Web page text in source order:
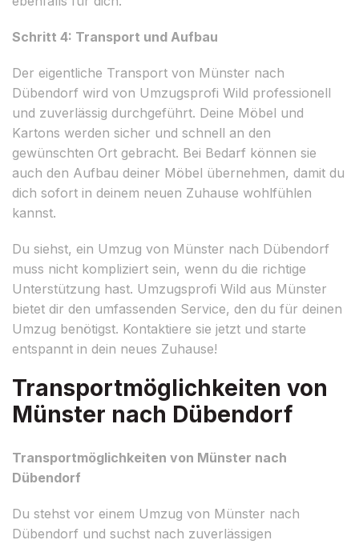
Schritt 4: Transport und Aufbau
Der eigentliche Transport von Münster nach
Dübendorf wird von Umzugsprofi Wild professionell
und zuverlässig durchgeführt. Deine Möbel und
Kartons werden sicher und schnell an den
gewünschten Ort gebracht. Bei Bedarf können sie
auch den Aufbau deiner Möbel übernehmen, damit du
dich sofort in deinem neuen Zuhause wohlfühlen
kannst.
Du siehst, ein Umzug von Münster nach Dübendorf
muss nicht kompliziert sein, wenn du die richtige
Unterstützung hast. Umzugsprofi Wild aus Münster
bietet dir den umfassenden Service, den du für deinen
Umzug benötigst. Kontaktiere sie jetzt und starte
entspannt in dein neues Zuhause!
Transportmöglichkeiten von
Münster nach Dübendorf
Transportmöglichkeiten von Münster nach
Dübendorf
Du stehst vor einem Umzug von Münster nach
Dübendorf und suchst nach zuverlässigen